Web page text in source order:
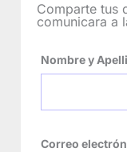
Comparte tus
comunicara a
Nombre y
Correo